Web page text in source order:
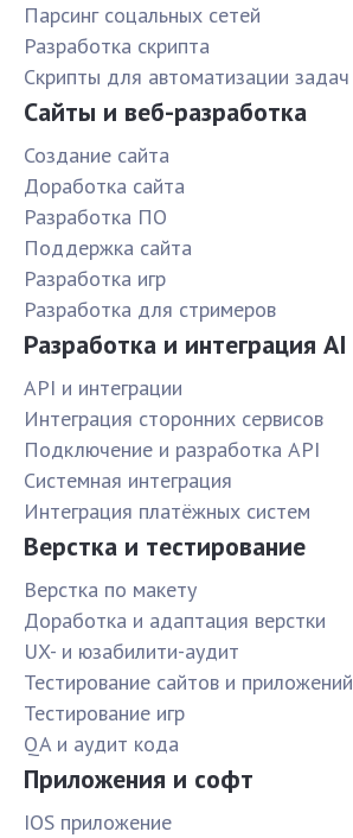
Парсинг соцальных сетей
Разработка скрипта
Скрипты для автоматизации задач
Сайты и веб-разработка
Создание сайта
Доработка сайта
Разработка ПО
Поддержка сайта
Разработка игр
Разработка для стримеров
Разработка и интеграция AI
API и интеграции
Интеграция сторонних сервисов
Подключение и разработка API
Системная интеграция
Интеграция платёжных систем
Верстка и тестирование
Верстка по макету
Доработка и адаптация верстки
UX- и юзабилити-аудит
Тестирование сайтов и приложений
Тестирование игр
QA и аудит кода
Приложения и софт
IOS приложение